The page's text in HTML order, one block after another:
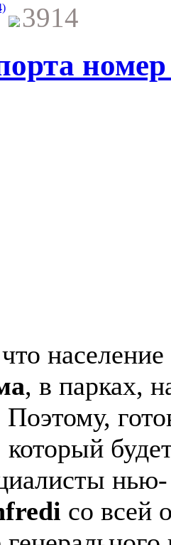
3914
, в парках,
со всей